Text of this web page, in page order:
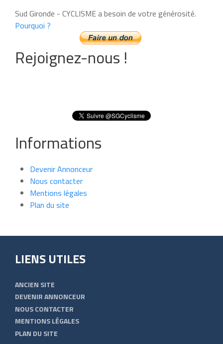
Sud Gironde - CYCLISME a besoin de votre générosité.
Pourquoi ?
Rejoignez-nous !
Informations
Devenir Annonceur
Nous contacter
Mentions légales
Plan du site
LIENS UTILES
ANCIEN SITE
DEVENIR ANNONCEUR
NOUS CONTACTER
MENTIONS LÉGALES
PLAN DU SITE